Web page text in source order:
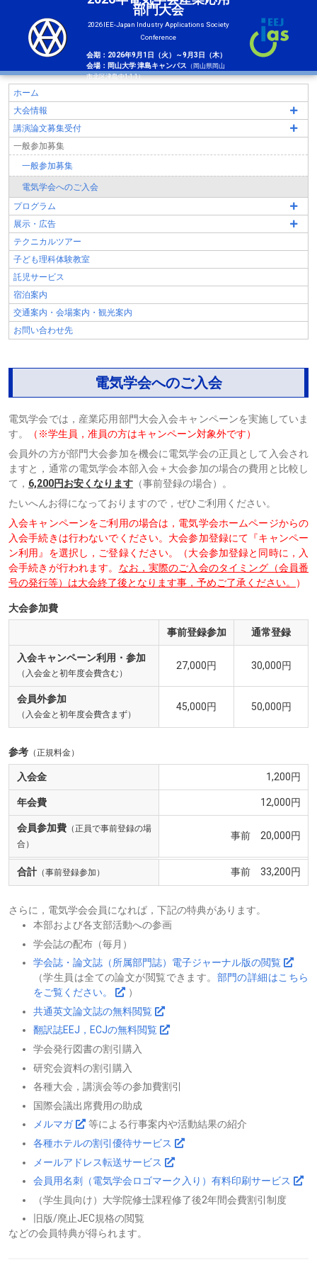
部門大会
2026 IEE-Japan Industry Applications Society
Conference
会期：2026年9月1日（火）～9月3日（木）
会場：岡山大学 津島キャンパス （岡山県岡山
市北区津島中1-1-1）
ホーム
大会情報
講演論文募集受付
一般参加募集
一般参加募集
電気学会へのご入会
プログラム
展示・広告
テクニカルツアー
子ども理科体験教室
託児サービス
宿泊案内
交通案内・会場案内・観光案内
お問い合わせ先
電気学会へのご入会
電気学会では，産業応用部門大会入会キャンペーンを実施していま
す。
（※学生員，准員の方はキャンペーン対象外です）
会員外の方が部門大会参加を機会に電気学会の正員として入会され
ますと，通常の電気学会本部入会＋大会参加の場合の費用と比較し
て， 6,200円お安くなります （事前登録の場合）。
たいへんお得になっておりますので，ぜひご利用ください。
入会キャンペーンをご利用の場合は，電気学会ホームページからの
入会手続きは行わないでください。大会参加登録にて『キャンペー
ン利用』を選択し，ご登録ください。（大会参加登録と同時に，入
会手続きが行われます。 なお，実際のご入会のタイミング（会員番
号の発行等）は大会終了後となります事，予めご了承ください。
）
大会参加費
事前登録参加 通常登録
入会キャンペーン利用・参加
（入会金と初年度会費含む）
27,000円 30,000円
会員外参加
（入会金と初年度会費含まず）
45,000円 50,000円
参考 （正規料金）
入会金 1,200円
年会費 12,000円
会員参加費（正員で事前登録の場
合）
事前 20,000円
合計（事前登録参加） 事前 33,200円
さらに，電気学会会員になれば，下記の特典があります。
本部および各支部活動への参画
学会誌の配布（毎月）
学会誌・論文誌（所属部門誌）電子ジャーナル版の閲覧
（学生員は全ての論文が閲覧できます。 部門の詳細はこちら
をご覧ください。
）
共通英文論文誌の無料閲覧
翻訳誌EEJ，ECJの無料閲覧
学会発行図書の割引購入
研究会資料の割引購入
各種大会，講演会等の参加費割引
国際会議出席費用の助成
メルマガ
等による行事案内や活動結果の紹介
各種ホテルの割引優待サービス
メールアドレス転送サービス
会員用名刺（電気学会ロゴマーク入り）有料印刷サービス
（学生員向け）大学院修士課程修了後2年間会費割引制度
旧版/廃止JEC規格の閲覧
などの会員特典が得られます。